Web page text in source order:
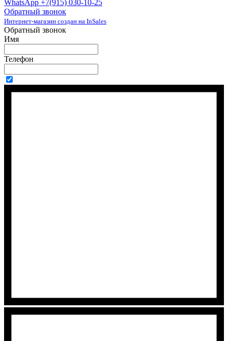
WhatsApp +7(915) 030-10-25
Обратный звонок
Интернет-магазин создан на InSales
Обратный звонок
Имя
Телефон